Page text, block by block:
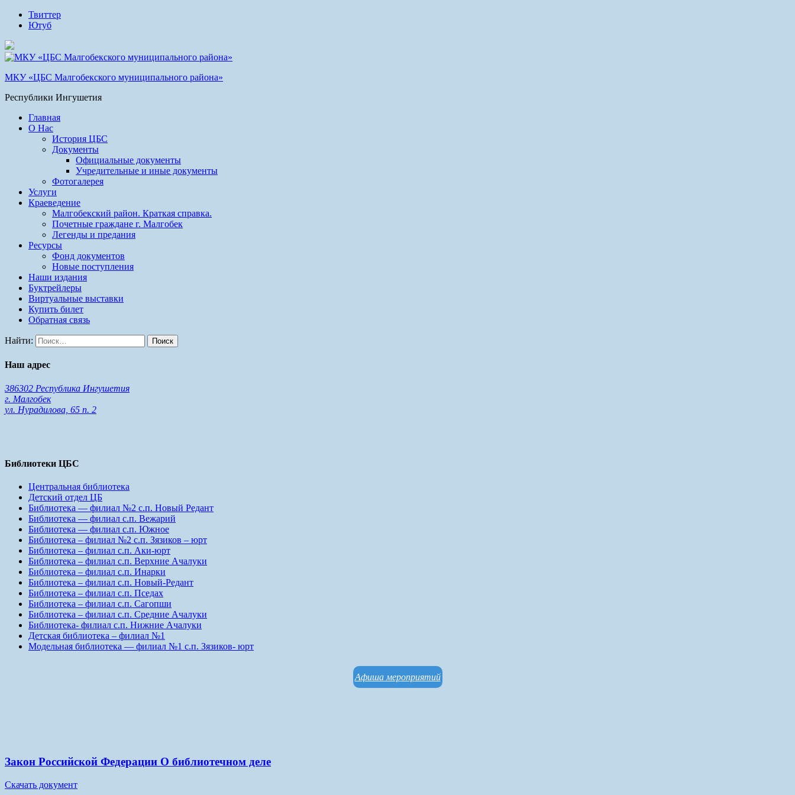
Твиттер
Ютуб
МКУ «ЦБС Малгобекского муниципального района»
Республики Ингушетия
Главная
О Нас
История ЦБС
Документы
Официальные документы
Учредительные и иные документы
Фотогалерея
Услуги
Краеведение
Малгобекский район. Краткая справка.
Почетные граждане г. Малгобек
Легенды и предания
Ресурсы
Фонд документов
Новые поступления
Наши издания
Буктрейлеры
Виртуальные выставки
Купить билет
Обратная связь
Найти:
Наш адрес
386302 Республика Ингушетия
г. Малгобек
ул. Нурадилова, 65 п. 2
Библиотеки ЦБС
Центральная библиотека
Детский отдел ЦБ
Библиотека — филиал №2 с.п. Новый Редант
Библиотека — филиал с.п. Вежарий
Библиотека — филиал с.п. Южное
Библиотека – филиал №2 с.п. Зязиков – юрт
Библиотека – филиал с.п. Аки-юрт
Библиотека – филиал с.п. Верхние Ачалуки
Библиотека – филиал с.п. Инарки
Библиотека – филиал с.п. Новый-Редант
Библиотека – филиал с.п. Пседах
Библиотека – филиал с.п. Сагопши
Библиотека – филиал с.п. Средние Ачалуки
Библиотека- филиал с.п. Нижние Ачалуки
Детская библиотека – филиал №1
Модельная библиотека — филиал №1 с.п. Зязиков- юрт
Афиша мероприятий
Закон Российской Федерации О библиотечном деле
Скачать документ